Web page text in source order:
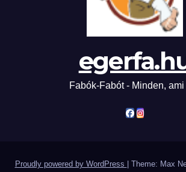
Fabók-Fabót - Minden, ami
Proudly powered by WordPress Theme: Max